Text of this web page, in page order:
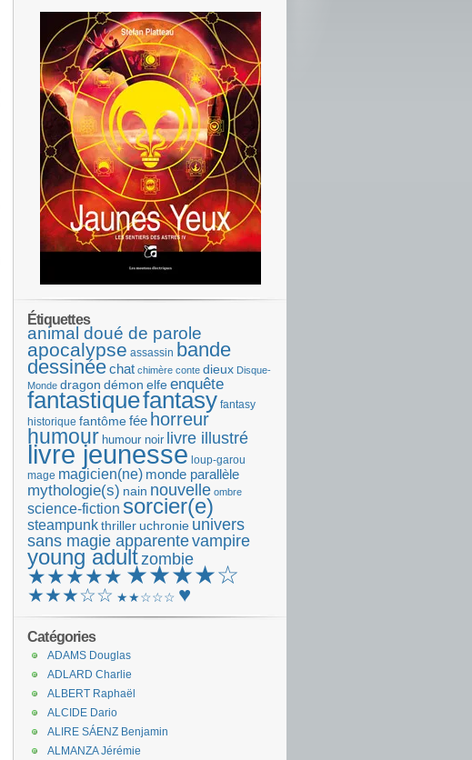
Étiquettes
animal doué de parole
apocalypse assassin bande
dessinéechat chimère conte dieux Disque-
Monde dragon démon elfeenquête
fantastiquefantasy fantasy
historique fantômefée horreur
humour humour noir livre illustré
livre jeunesse loup-garou
mage magicien(ne) monde parallèle
mythologie(s) nain nouvelle ombre
science-fiction sorcier(e)
steampunkthriller uchronie univers
sans magie apparentevampire
young adultzombie
★★★★★ ★★★★☆
★★★☆☆ ★★☆☆☆ ♥
Catégories
ADAMS Douglas
ADLARD Charlie
ALBERT Raphaël
ALCIDE Dario
ALIRE SÁENZ Benjamin
ALMANZA Jérémie